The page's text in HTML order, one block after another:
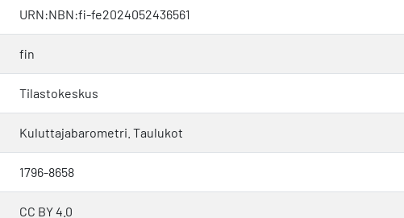
URN:NBN:fi-fe2024052436561
fin
Tilastokeskus
Kuluttajabarometri. Taulukot
1796-8658
CC BY 4.0